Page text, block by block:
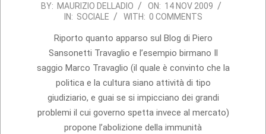
2009-
BY: MAURIZIO DELLADIO ON: 14 NOV 2009
IN: SOCIALE WITH: 0 COMMENTS
Riporto quanto apparso sul Blog di Piero
Sansonetti Travaglio e l’esempio birmano Il
saggio Marco Travaglio (il quale è convinto che la
politica e la cultura siano attività di tipo
giudiziario, e guai se si impicciano dei grandi
problemi il cui governo spetta invece al mercato)
propone l’abolizione della immunità